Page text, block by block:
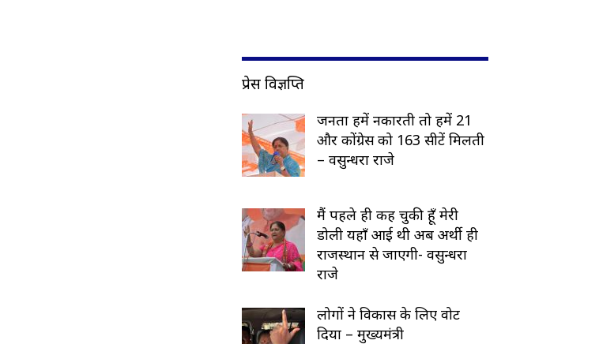
प्रेस विज्ञप्ति
जनता हमें नकारती तो हमें 21
और कोंग्रेस को 163 सीटें मिलती
– वसुन्धरा राजे
मैं पहले ही कह चुकी हूँ मेरी
डोली यहाँ आई थी अब अर्थी ही
राजस्थान से जाएगी- वसुन्धरा
राजे
लोगों ने विकास के लिए वोट
दिया – मुख्यमंत्री